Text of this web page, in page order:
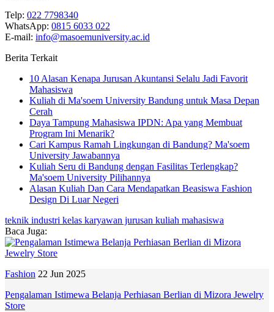
Telp: 022 7798340
WhatsApp: 0815 6033 022
E-mail: info@masoemuniversity.ac.id
Berita Terkait
10 Alasan Kenapa Jurusan Akuntansi Selalu Jadi Favorit
Mahasiswa
Kuliah di Ma'soem University Bandung untuk Masa Depan
Cerah
Daya Tampung Mahasiswa IPDN: Apa yang Membuat
Program Ini Menarik?
Cari Kampus Ramah Lingkungan di Bandung? Ma'soem
University Jawabannya
Kuliah Seru di Bandung dengan Fasilitas Terlengkap?
Ma'soem University Pilihannya
Alasan Kuliah Dan Cara Mendapatkan Beasiswa Fashion
Design Di Luar Negeri
teknik industri kelas karyawan jurusan kuliah mahasiswa
Baca Juga:
Fashion 22 Jun 2025
Pengalaman Istimewa Belanja Perhiasan Berlian di Mizora Jewelry
Store